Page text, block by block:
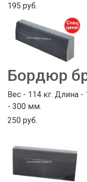
195 руб.
Бордюр
Вес - 114 кг. Длина
- 300 мм.
250 руб.